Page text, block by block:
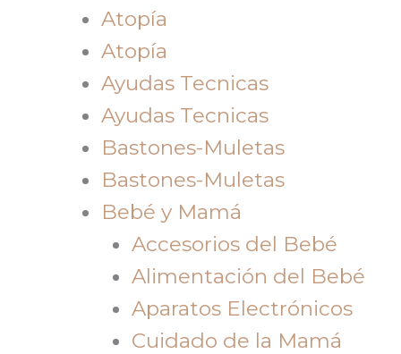
Atopía
Atopía
Ayudas Tecnicas
Ayudas Tecnicas
Bastones-Muletas
Bastones-Muletas
Bebé y Mamá
Accesorios del Bebé
Alimentación del Bebé
Aparatos Electrónicos
Cuidado de la Mamá